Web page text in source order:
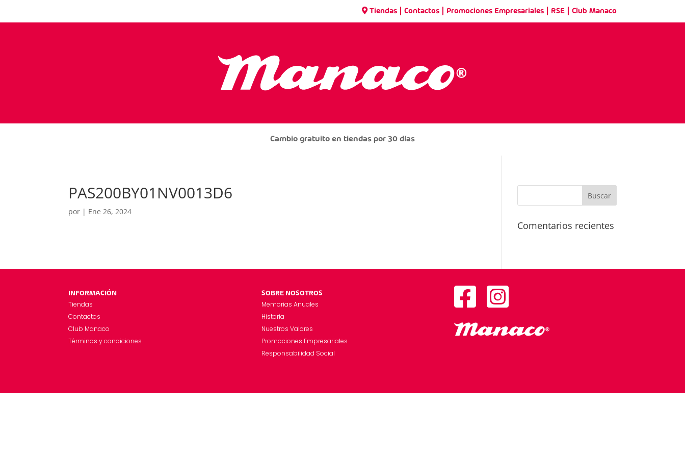
Tiendas| Contactos| Promociones Empresariales| RSE| Club Manaco
Cambio gratuito en tiendas por 30 días
PAS200BY01NV0013D6
por | Ene 26, 2024
Comentarios recientes
INFORMACIÓN
Tiendas
Contactos
Club Manaco
Términos y condiciones
SOBRE NOSOTROS
Memorias Anuales
Historia
Nuestros Valores
Promociones Empresariales
Responsabilidad Social